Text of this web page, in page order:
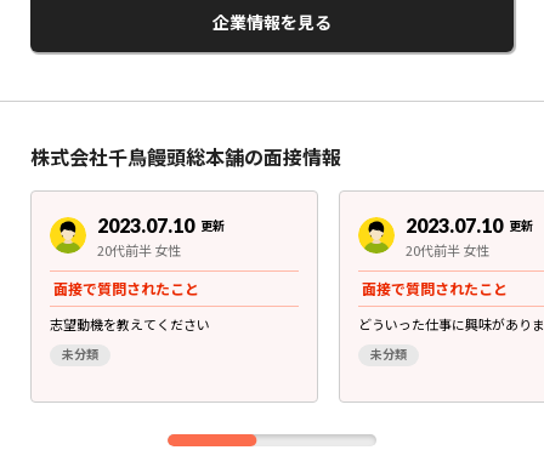
企業情報を見る
株式会社千鳥饅頭総本舗の面接情報
2023.07.10 更新
20代前半 女性
面接で質問されたこと
志望動機を教えてください
未分類
2023.07.10 更新
20代前半 女性
面接で質問されたこと
どういった仕事に興味があり
未分類